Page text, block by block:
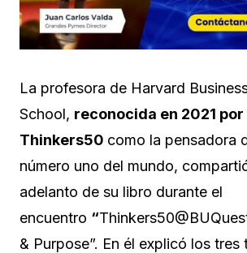
La profesora de Harvard
School, reconocida en 2021 por
Thinkers50 como la pensadora
número uno del mundo,
adelanto de su libro durante el
encuentro “
& Purpose”. En él explicó los tres